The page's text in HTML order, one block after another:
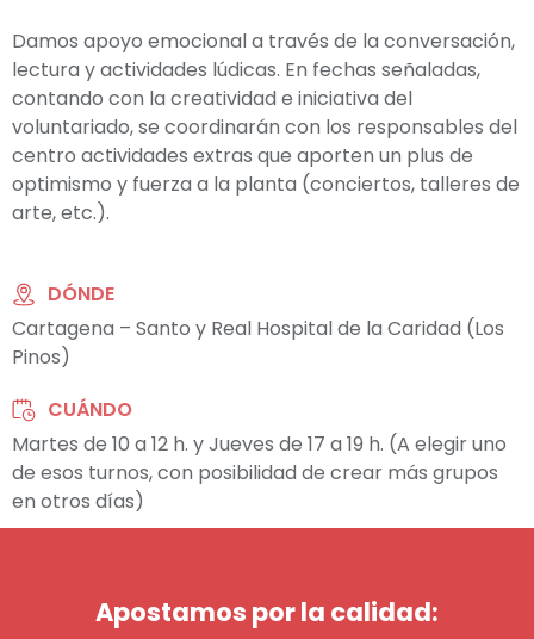
Damos apoyo emocional a través de la conversación,
lectura y actividades lúdicas. En fechas señaladas,
contando con la creatividad e iniciativa del
voluntariado, se coordinarán con los responsables del
centro actividades extras que aporten un plus de
optimismo y fuerza a la planta (conciertos, talleres de
arte, etc.).
DÓNDE
Cartagena – Santo y Real Hospital de la Caridad (Los
Pinos)
CUÁNDO
Martes de 10 a 12 h. y Jueves de 17 a 19 h. (A elegir uno
de esos turnos, con posibilidad de crear más grupos
en otros días)
Apostamos por la calidad: